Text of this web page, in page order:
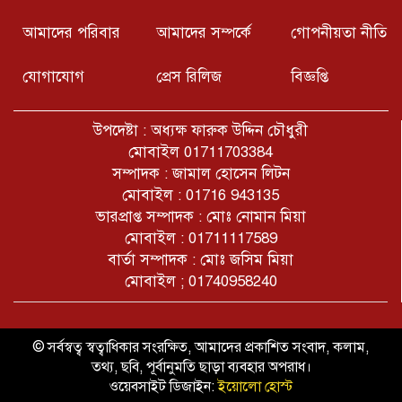
দ্রুত বাস্তবায়নের মাধ্যমে মানবিক, নিরাপদ ও মর্যাদাপূর্ণ
জীবনযাপনের সুযোগ নিশ্চিত করা হবে।
জুলাই গণঅভ্যুত্থান দিবস উপলক্ষে
চুনারুঘাটে আলোচনা সভা ও পুরস্কার
ওমরাহ পালনরত অবস্থায় এলাকাবাসী ও
নেতা কর্মীদের খোঁজখবর নিলেন যুবদল
নেতা সৈয়দ আবু নাঈম হালিম।
চুনারুঘাট থানার নতুন ওসি মো. সাইফুল
ইসলাম
নেতা বেটি ফারুক এখন মানবাধিকার
কর্মী!
অস্বাস্থ্যকর পরিবেশে মিষ্টি তৈরি ও ওজনে
আমাদের পরিবার আমাদের সম্পর্কে গোপনীয়তা নীতি
যোগাযোগ প্রেস রিলিজ বিজ্ঞপ্তি
উপদেষ্টা : অধ্যক্ষ ফারুক উদ্দিন চৌধুরী
মোবাইল 01711703384
সম্পাদক : জামাল হোসেন লিটন
মোবাইল : 01716 943135
ভারপ্রাপ্ত সম্পাদক : মোঃ নোমান মিয়া
মোবাইল : 01711117589
বার্তা সম্পাদক : মোঃ জসিম মিয়া
মোবাইল ; 01740958240
© সর্বস্বত্ব স্বত্বাধিকার সংরক্ষিত, আমাদের প্রকাশিত সংবাদ, কলাম,
তথ্য, ছবি, পূর্বানুমতি ছাড়া ব্যবহার অপরাধ।
ওয়েবসাইট ডিজাইন:ইয়োলো হোস্ট